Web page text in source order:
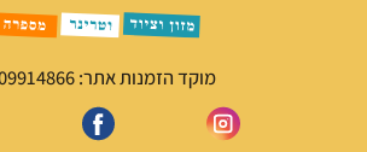
מוקד הזמנות אתר: 0509914866